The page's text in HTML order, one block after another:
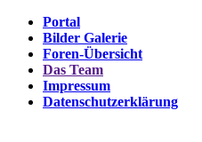
Portal
Bilder Galerie
Foren-Übersicht
Das Team
Impressum
Datenschutzerklärung